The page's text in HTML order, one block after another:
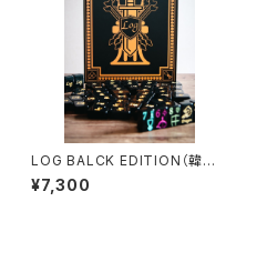
LOG BALCK EDITION（韓国
の簡易麻雀） ※和訳ルールブ
ック付き
¥7,300